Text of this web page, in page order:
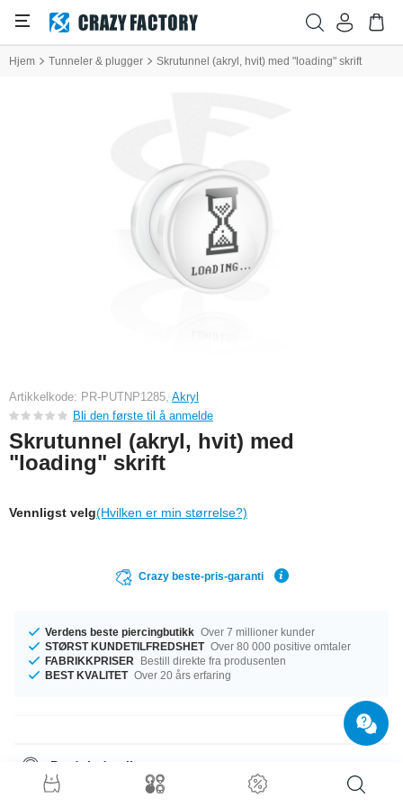
Hjem Tunneler & plugger Skrutunnel (akryl, hvit) med "loading" skrift
Artikkelkode: PR-PUTNP1285, Akryl
Bli den første til å anmelde
Skrutunnel (akryl, hvit) med
"loading" skrift
Vennligst velg(Hvilken er min størrelse?)
Crazy beste-pris-garanti
Verdens beste piercingbutikk Over 7 millioner kunder
STØRST KUNDETILFREDSHET Over 80 000 positive omtaler
FABRIKKPRISER
Bestill direkte fra produsenten
BEST KVALITET Over 20 års erfaring
Produktdetaljer
Vi har diametre fra 6 mm til 50 mm på lager. Bestill nå, ikke gå glipp av